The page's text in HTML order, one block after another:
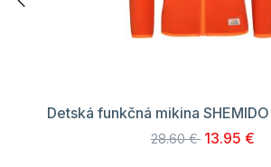
Detská funkčná mikina SHEMIDO
28.60 € 13.95 €